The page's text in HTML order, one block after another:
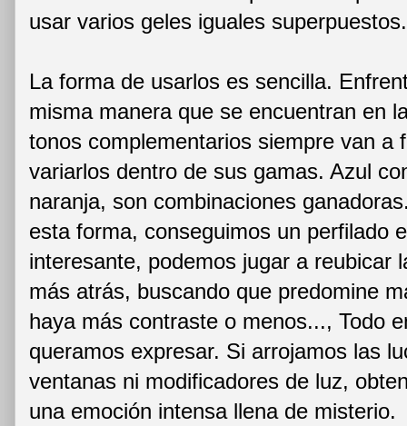
usar varios geles iguales superpuestos.
La forma de usarlos es sencilla.
misma manera que se encuentran en
tonos complementarios siempre van a
variarlos dentro de sus gamas. Azul
naranja, son combinaciones
esta forma, conseguimos un perfilado
interesante, podemos jugar a reubicar
más atrás, buscando que predomine
haya más contraste o menos..., Todo
queramos expresar. Si arrojamos las
ventanas ni modificadores de luz,
una emoción intensa llena de misterio.